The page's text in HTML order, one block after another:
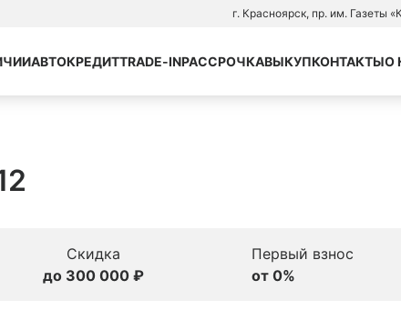
г. Красноярск, пр. им. Газеты
АВТОКРЕДИТTRADE-INРАССРОЧКАВЫКУПКОНТАКТЫО
Скидка
до 300 000 ₽
Первый взнос
от 0%